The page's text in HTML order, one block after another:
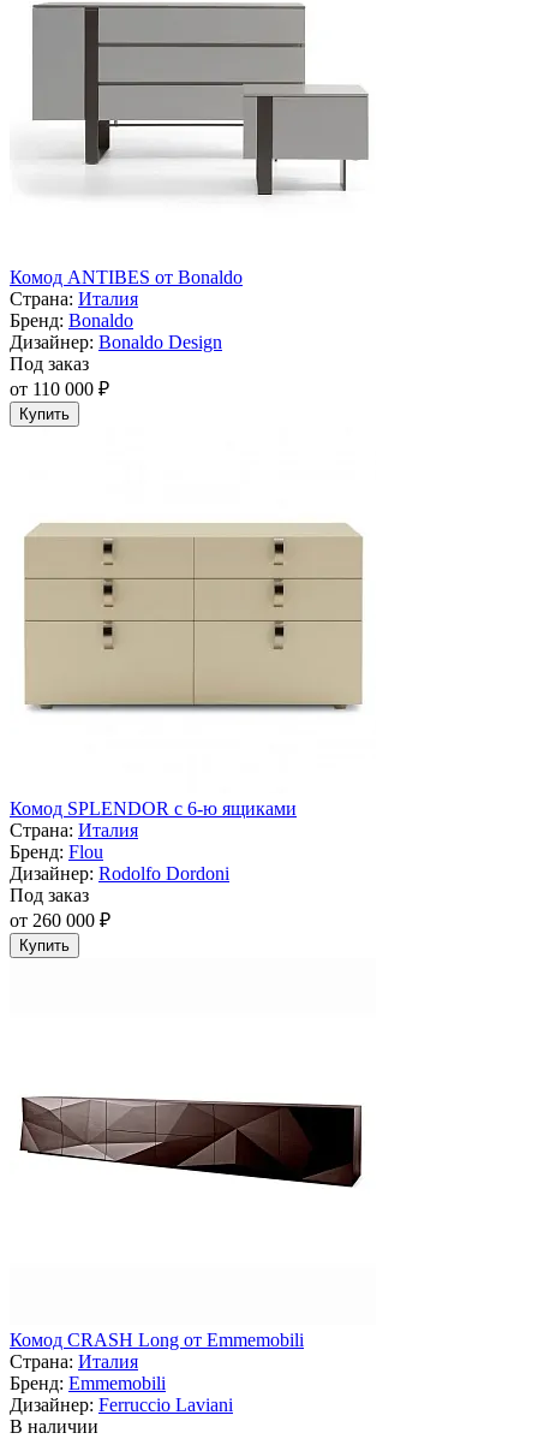
Комод ANTIBES от Bonaldo
Страна: Италия
Бренд: Bonaldo
Дизайнер: Bonaldo Design
Под заказ
от 110 000 ₽
Купить
Комод SPLENDOR с 6-ю ящиками
Страна: Италия
Бренд: Flou
Дизайнер: Rodolfo Dordoni
Под заказ
от 260 000 ₽
Купить
Комод CRASH Long от Emmemobili
Страна: Италия
Бренд: Emmemobili
Дизайнер: Ferruccio Laviani
В наличии